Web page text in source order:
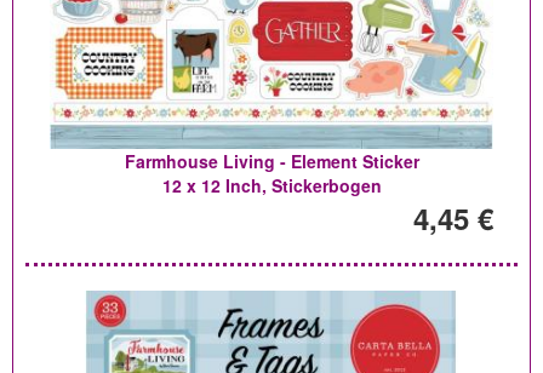
Farmhouse Living - Element Sticker
12 x 12 Inch, Stickerbogen
4,45 €